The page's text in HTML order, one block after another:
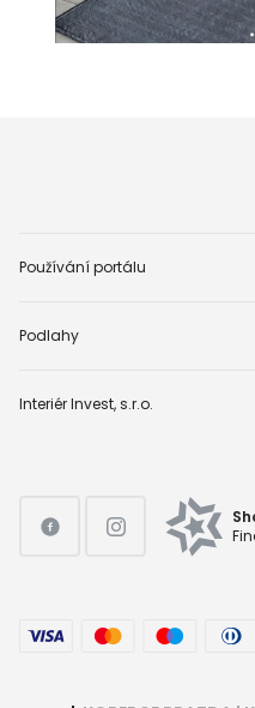
Používání portálu
Podlahy
Interiér Invest, s.r.o.